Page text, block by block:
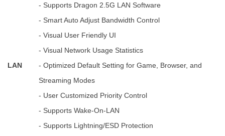
LAN
- Supports Dragon 2.5G LAN Software
- Smart Auto Adjust Bandwidth Control
- Visual User Friendly UI
- Visual Network Usage Statistics
- Optimized Default Setting for Game, Browser, and
Streaming Modes
- User Customized Priority Control
- Supports Wake-On-LAN
- Supports Lightning/ESD Protection